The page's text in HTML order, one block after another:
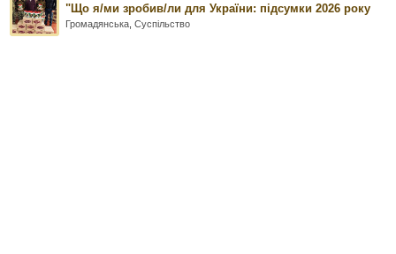
"Що я/ми зробив/ли для України: підсумки 2026 року
Громадянська ,Суспільство